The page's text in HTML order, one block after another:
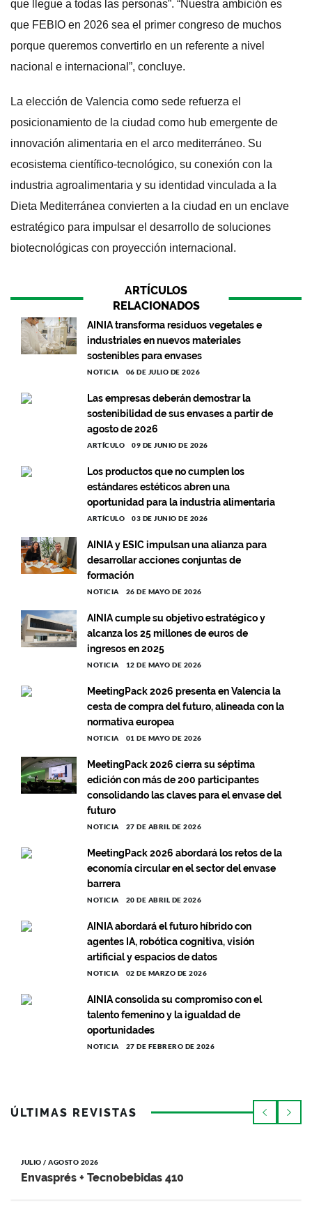
que llegue a todas las personas”. “Nuestra ambición es
que FEBIO en 2026 sea el primer congreso de muchos
porque queremos convertirlo en un referente a nivel
nacional e internacional”, concluye.
La elección de Valencia como sede refuerza el
posicionamiento de la ciudad como hub emergente de
innovación alimentaria en el arco mediterráneo. Su
ecosistema científico-tecnológico, su conexión con la
industria agroalimentaria y su identidad vinculada a la
Dieta Mediterránea convierten a la ciudad en un enclave
estratégico para impulsar el desarrollo de soluciones
biotecnológicas con proyección internacional.
ARTÍCULOS
RELACIONADOS
AINIA transforma residuos vegetales e
industriales en nuevos materiales
sostenibles para envases
NOTICIA 06 DE JULIO DE 2026
Las empresas deberán demostrar la
sostenibilidad de sus envases a partir de
agosto de 2026
ARTÍCULO 09 DE JUNIO DE 2026
Los productos que no cumplen los
estándares estéticos abren una
oportunidad para la industria alimentaria
ARTÍCULO 03 DE JUNIO DE 2026
AINIA y ESIC impulsan una alianza para
desarrollar acciones conjuntas de
formación
NOTICIA 26 DE MAYO DE 2026
AINIA cumple su objetivo estratégico y
alcanza los 25 millones de euros de
ingresos en 2025
NOTICIA 12 DE MAYO DE 2026
MeetingPack 2026 presenta en Valencia la
cesta de compra del futuro, alineada con la
normativa europea
NOTICIA 01 DE MAYO DE 2026
MeetingPack 2026 cierra su séptima
edición con más de 200 participantes
consolidando las claves para el envase del
futuro
NOTICIA 27 DE ABRIL DE 2026
MeetingPack 2026 abordará los retos de la
economía circular en el sector del envase
barrera
NOTICIA 20 DE ABRIL DE 2026
AINIA abordará el futuro híbrido con
agentes IA, robótica cognitiva, visión
artificial y espacios de datos
NOTICIA 02 DE MARZO DE 2026
AINIA consolida su compromiso con el
talento femenino y la igualdad de
oportunidades
NOTICIA 27 DE FEBRERO DE 2026
ÚLTIMAS REVISTAS
JULIO / AGOSTO 2026
Envasprés + Tecnobebidas 410